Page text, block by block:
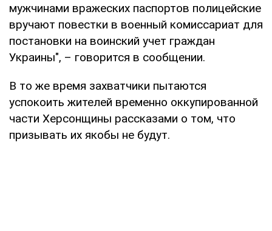
мужчинами вражеских паспортов полицейские
вручают повестки в военный комиссариат для
постановки на воинский учет граждан
Украины", – говорится в сообщении.
В то же время захватчики пытаются
успокоить жителей временно оккупированной
части Херсонщины рассказами о том, что
призывать их якобы не будут.